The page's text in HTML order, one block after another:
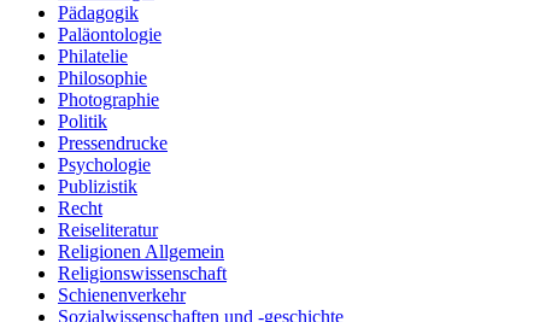
Pädagogik
Paläontologie
Philatelie
Philosophie
Photographie
Politik
Pressendrucke
Psychologie
Publizistik
Recht
Reiseliteratur
Religionen Allgemein
Religionswissenschaft
Schienenverkehr
Sozialwissenschaften und -geschichte